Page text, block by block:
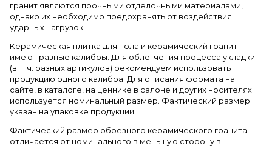
гранит являются прочными отделочными материалами,
однако их необходимо предохранять от воздействия
ударных нагрузок.
Керамическая плитка для пола и керамический гранит
имеют разные калибры. Для облегчения процесса укладки
(в т. ч. разных артикулов) рекомендуем использовать
продукцию одного калибра. Для описания формата на
сайте, в каталоге, на ценнике в салоне и других носителях
используется номинальный размер. Фактический размер
указан на упаковке продукции.
Фактический размер обрезного керамического гранита
отличается от номинального в меньшую сторону в